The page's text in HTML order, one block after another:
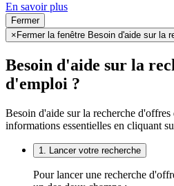
En savoir plus
Fermer
× Fermer la fenêtre Besoin d'aide sur la
Besoin d'aide sur la
d'emploi ?
Besoin d'aide sur la recherche
informations essentielles en cliquant
1. Lancer votre recherche
Pour lancer une recherche